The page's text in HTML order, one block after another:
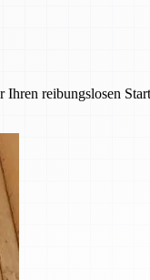
reibungslosen